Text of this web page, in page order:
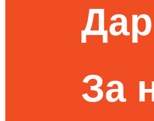
За